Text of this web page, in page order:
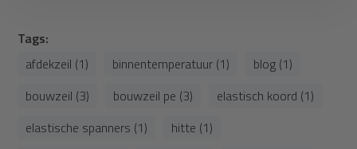
Tags:
afdekzeil (1)
binnentemperatuur (1)
blog (1)
bouwzeil (3)
bouwzeil pe (3)
elastisch koord (1)
elastische spanners (1)
hitte (1)